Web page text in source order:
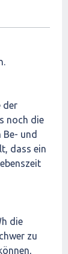
der
noch die
und
dass ein
die
zu